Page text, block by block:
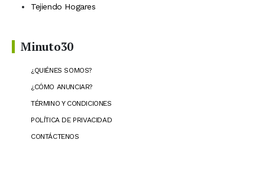
Tejiendo Hogares
Minuto30
¿QUIÉNES SOMOS?
¿CÓMO ANUNCIAR?
TÉRMINO Y CONDICIONES
POLÍTICA DE PRIVACIDAD
CONTÁCTENOS